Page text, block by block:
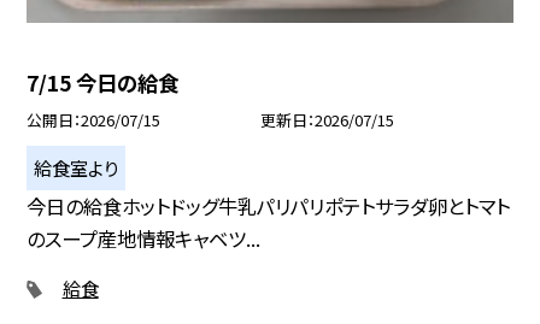
7/15 今日の給食
公開日 2026/07/15 更新日 2026/07/15
給食室より
今日の給食ホットドッグ牛乳パリパリポテトサラダ卵とトマト
のスープ産地情報キャベツ...
給食